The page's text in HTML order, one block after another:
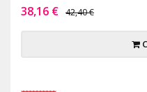
38,16 € 42,40 €